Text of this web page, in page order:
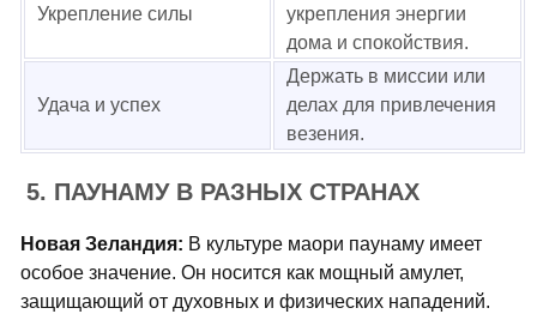
Укрепление силы
укрепления энергии
дома и спокойствия.
Удача и успех
Держать в миссии или
делах для привлечения
везения.
5. ПАУНАМУ В РАЗНЫХ СТРАНАХ
Новая Зеландия: В культуре маори паунаму имеет
особое значение. Он носится как мощный амулет,
защищающий от духовных и физических нападений.